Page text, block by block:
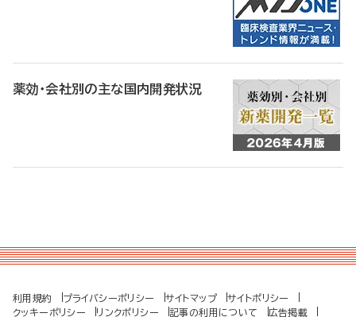
薬効・会社別の主な国内開発状況
利用規約 プライバシーポリシー サイトマップ
サイトポリシー
クッキーポリシー
リンクポリシー 記事の利用について 広告掲載